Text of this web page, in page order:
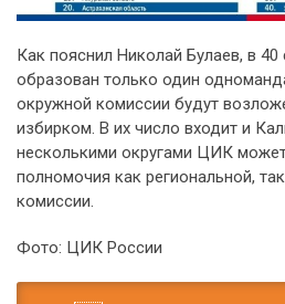
Как пояснил Николай Булаев, в 40
образован только один
окружной комиссии будут
избирком. В их число входит и
несколькими округами ЦИК
полномочия как региональной,
комиссии.
Фото: ЦИК России